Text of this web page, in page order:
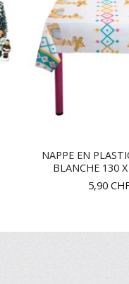
NAPPE EN
BLANCHE 130
5,90